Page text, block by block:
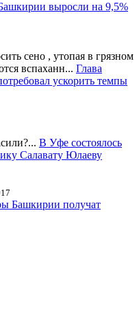
выросли на 9,5%
сено , утопая в грязном
вспаханн... Глава
ускорить темпы
В Уфе состоялось
Салавату Юлаеву
Башкирии получат